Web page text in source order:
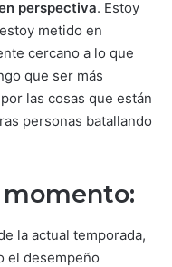
perspectiva. Estoy
metido en
cercano a lo que
que ser más
las cosas que están
personas batallando
la actual temporada,
el desempeño